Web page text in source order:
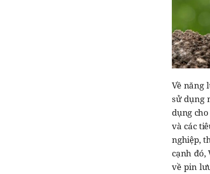
Về năng
sử dụng
dụng
và các
nghiệp,
cạnh đó,
về pin